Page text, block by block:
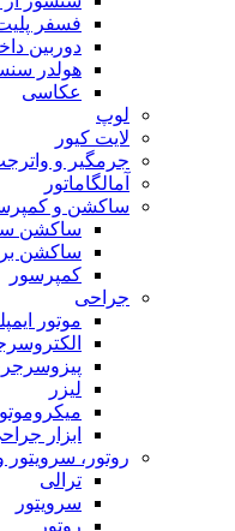
فسفر
دوربین
هولدر
عکاسی
لوپ
لایت کیور
جرمگیر و
آمالگاماتور
ساکشن و
ساکشن
ساکشن
کمپرسور
جراحی
موتور
لیزر
ابزار
روتور، سرویتور
ترالی
سرویتور
روتور